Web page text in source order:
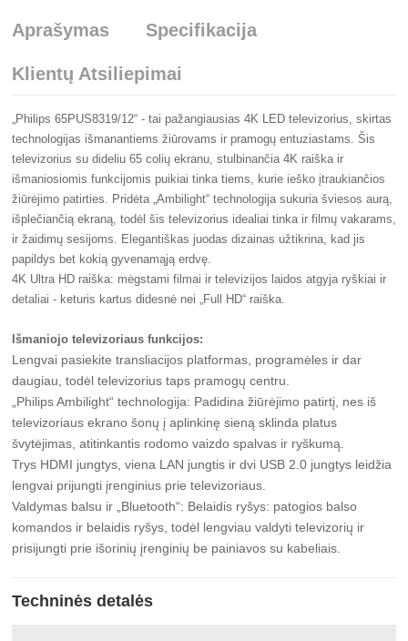
Aprašymas Specifikacija
Klientų Atsiliepimai
„Philips 65PUS8319/12“ - tai pažangiausias 4K LED televizorius, skirtas
technologijas išmanantiems žiūrovams ir pramogų entuziastams. Šis
televizorius su dideliu 65 colių ekranu, stulbinančia 4K raiška ir
išmaniosiomis funkcijomis puikiai tinka tiems, kurie ieško įtraukiančios
žiūrėjimo patirties. Pridėta „Ambilight“ technologija sukuria šviesos aurą,
išplečiančią ekraną, todėl šis televizorius idealiai tinka ir filmų vakarams,
ir žaidimų sesijoms. Elegantiškas juodas dizainas užtikrina, kad jis
papildys bet kokią gyvenamąją erdvę.
4K Ultra HD raiška: mėgstami filmai ir televizijos laidos atgyja ryškiai ir
detaliai - keturis kartus didesnė nei „Full HD“ raiška.
Išmaniojo televizoriaus funkcijos:
Lengvai pasiekite transliacijos platformas, programėles ir dar
daugiau, todėl televizorius taps pramogų centru.
„Philips Ambilight“ technologija: Padidina žiūrėjimo patirtį, nes iš
televizoriaus ekrano šonų į aplinkinę sieną sklinda platus
švytėjimas, atitinkantis rodomo vaizdo spalvas ir ryškumą.
Trys HDMI jungtys, viena LAN jungtis ir dvi USB 2.0 jungtys leidžia
lengvai prijungti įrenginius prie televizoriaus.
Valdymas balsu ir „Bluetooth“: Belaidis ryšys: patogios balso
komandos ir belaidis ryšys, todėl lengviau valdyti televizorių ir
prisijungti prie išorinių įrenginių be painiavos su kabeliais.
Techninės detalės